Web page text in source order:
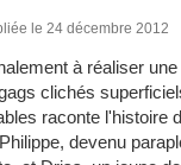
le 24 décembre 2012
à réaliser
clichés
raconte l'histoire
devenu